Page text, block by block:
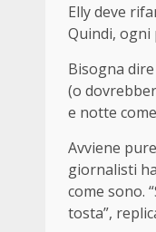
Elly deve
Quindi, ogni
Bisogna
(o
e notte
Avviene
giornalisti
come sono.
tosta”,